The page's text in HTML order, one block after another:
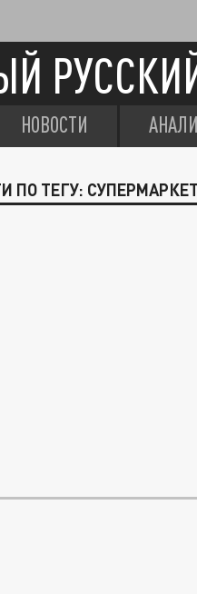
НОВОСТИ
ПО ТЕГУ: